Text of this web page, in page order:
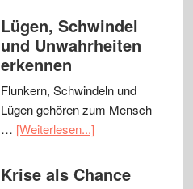
Lügen, Schwindel
und Unwahrheiten
erkennen
Flunkern, Schwindeln und
Lügen gehören zum Mensch
… [Weiterlesen...]
Krise als Chance